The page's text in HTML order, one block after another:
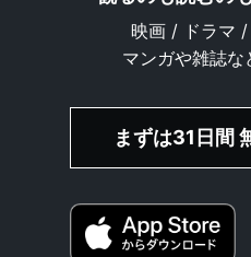
映画 / ドラマ /
マンガや雑誌
まずは31日間